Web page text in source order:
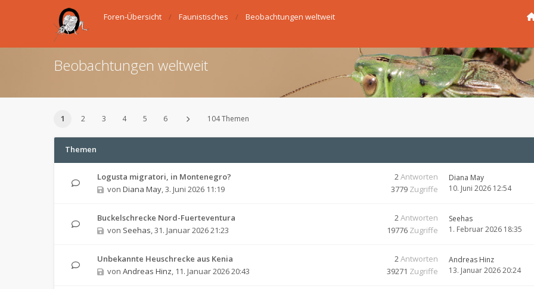
Foren-Übersicht Faunistisches Beobachtungen weltweit
Beobachtungen weltweit
1 2 3 4 5 6 104 Themen
Themen
Logusta migratori, in Montenegro?
von Diana May,3. Juni 2026 11:19
2Antworten
3779 Zugriffe
Diana May
10. Juni 2026 12:54
Buckelschrecke Nord-Fuerteventura
von Seehas,31. Januar 2026 21:23
2Antworten
19776 Zugriffe
Seehas
1. Februar 2026 18:35
Unbekannte Heuschrecke aus Kenia
von Andreas Hinz, 11. Januar 2026 20:43
2Antworten
39271 Zugriffe
Andreas Hinz
13. Januar 2026 20:24